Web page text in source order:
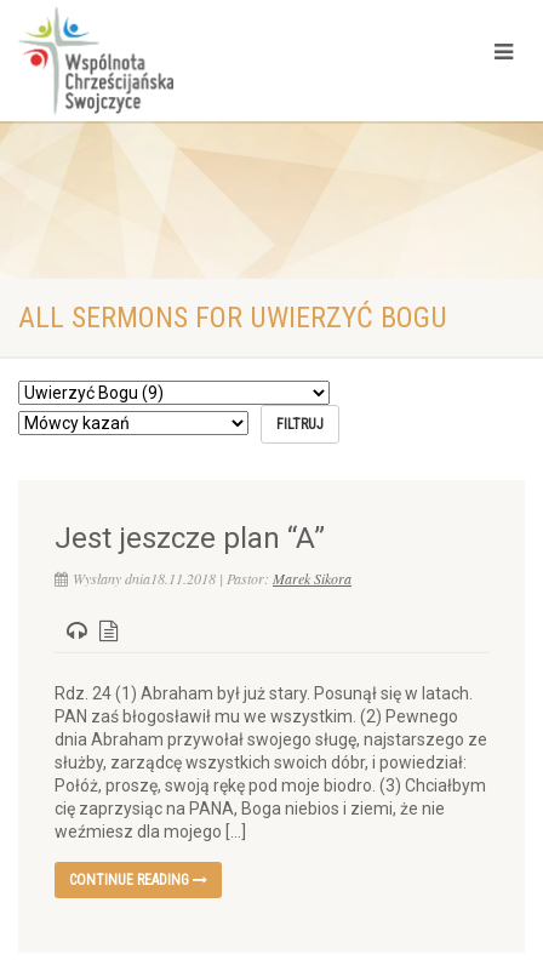
ALL SERMONS FOR UWIERZYĆ BOGU
Jest jeszcze plan “A”
Wysłany dnia18.11.2018 | Pastor: Marek Sikora
Rdz. 24 (1) Abraham był już stary. Posunął się w latach.
PAN zaś błogosławił mu we wszystkim. (2) Pewnego
dnia Abraham przywołał swojego sługę, najstarszego ze
służby, zarządcę wszystkich swoich dóbr, i powiedział:
Połóż, proszę, swoją rękę pod moje biodro. (3) Chciałbym
cię zaprzysiąc na PANA, Boga niebios i ziemi, że nie
weźmiesz dla mojego […]
CONTINUE READING